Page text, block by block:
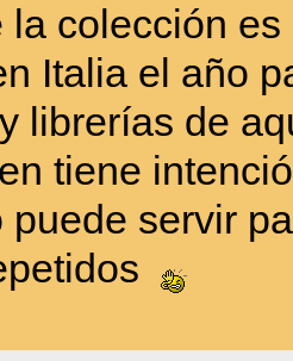
la colección
Italia el año
librerías de
tiene
puede servir